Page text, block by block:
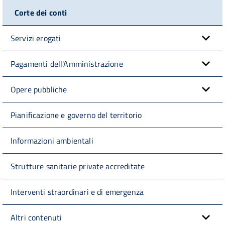
Corte dei conti
Servizi erogati
Pagamenti dell'Amministrazione
Opere pubbliche
Pianificazione e governo del territorio
Informazioni ambientali
Strutture sanitarie private accreditate
Interventi straordinari e di emergenza
Altri contenuti